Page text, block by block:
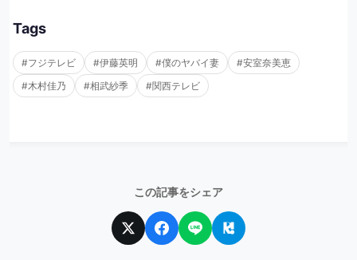
Tags
#フジテレビ #伊藤英明 #僕のヤバイ妻
#安室奈美恵
#木村佳乃
#相武紗季 #関西テレビ
この記事をシェア